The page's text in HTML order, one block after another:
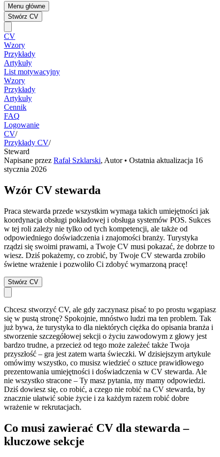
Menu główne
Stwórz CV
CV
Wzory
Przykłady
Artykuły
List motywacyjny
Wzory
Przykłady
Artykuły
Cennik
FAQ
Logowanie
CV/
Przykłady CV/
Steward
Napisane przez Rafał Szklarski, Autor• Ostatnia aktualizacja 16
stycznia 2026
Wzór CV stewarda
Praca stewarda przede wszystkim wymaga takich umiejętności jak
koordynacja obsługi pokładowej i obsługa systemów POS. Sukces
w tej roli zależy nie tylko od tych kompetencji, ale także od
odpowiedniego doświadczenia i znajomości branży. Turystyka
rządzi się swoimi prawami, a Twoje CV musi pokazać, że dobrze to
wiesz. Dziś pokażemy, co zrobić, by Twoje CV stewarda zrobiło
świetne wrażenie i pozwoliło Ci zdobyć wymarzoną pracę!
Stwórz CV
Chcesz stworzyć CV, ale gdy zaczynasz pisać to po prostu wgapiasz
się w pustą stronę? Spokojnie, mnóstwo ludzi ma ten problem. Tak
już bywa, że turystyka to dla niektórych ciężka do opisania branża i
stworzenie szczegółowej sekcji o życiu zawodowym z głowy jest
bardzo trudne, a przecież od tego może zależeć także Twoja
przyszłość – gra jest zatem warta świeczki. W dzisiejszym artykule
omówimy wszystko, co musisz wiedzieć o sztuce prawidłowego
prezentowania umiejętności i doświadczenia w CV stewarda. Ale
nie wszystko stracone – Ty masz pytania, my mamy odpowiedzi.
Dziś dowiesz się, co robić, a czego nie robić na CV stewarda, by
znacznie ułatwić sobie życie i za każdym razem robić dobre
wrażenie w rekrutacjach.
Co musi zawierać CV dla stewarda –
kluczowe sekcje